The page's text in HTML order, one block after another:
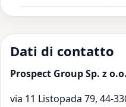
Dati di contatto
Prospect Group Sp. z o.o.
via 11 Listopada 79, 44-